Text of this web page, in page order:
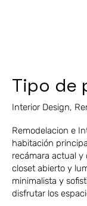
Tipo de
Interior Design,
Remodelacion e
habitación
recámara actual
closet abierto y
minimalista y
disfrutar los